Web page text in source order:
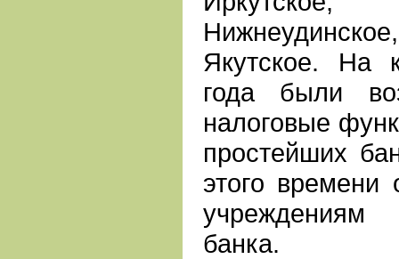
Якутское. На
года были
налоговые
простейших
этого времени
учреждениям
банка.